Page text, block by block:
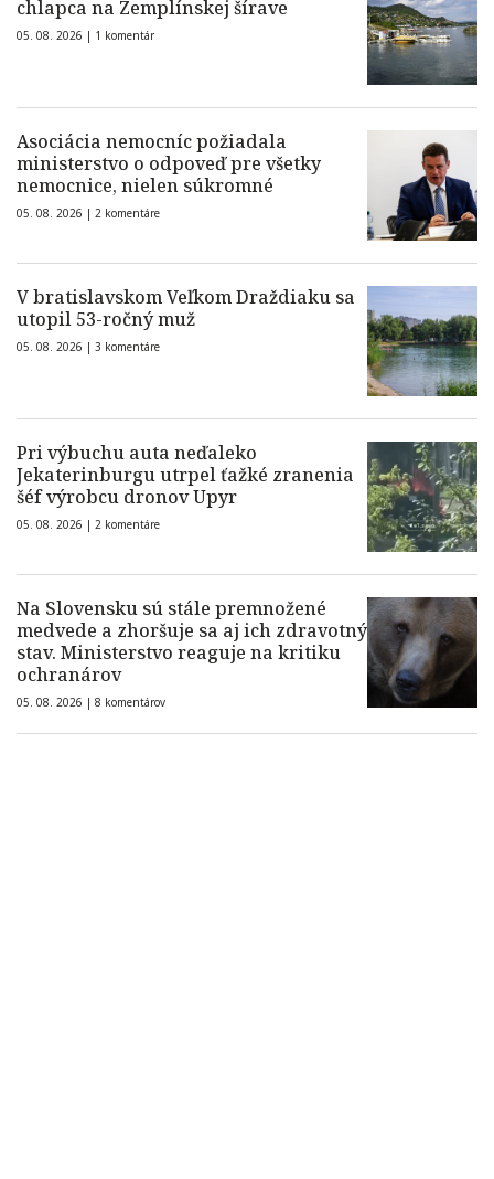
chlapca na Zemplínskej šírave
05. 08. 2026 | 1 komentár
Asociácia nemocníc požiadala
ministerstvo o odpoveď pre všetky
nemocnice, nielen súkromné
05. 08. 2026 | 2 komentáre
V bratislavskom Veľkom Draždiaku sa
utopil 53-ročný muž
05. 08. 2026 | 3 komentáre
Pri výbuchu auta neďaleko
Jekaterinburgu utrpel ťažké zranenia
šéf výrobcu dronov Upyr
05. 08. 2026 | 2 komentáre
Na Slovensku sú stále premnožené
medvede a zhoršuje sa aj ich zdravotný
stav. Ministerstvo reaguje na kritiku
ochranárov
05. 08. 2026 | 8 komentárov